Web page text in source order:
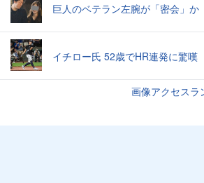
巨人のベテラン左腕が「密会」か
イチロー氏 52歳でHR連発に驚嘆
画像アクセスラ